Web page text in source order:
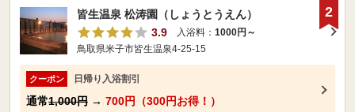
皆生温泉 松涛園（しょうとうえん）
3.9
入浴料： 1000円～
鳥取県米子市皆生温泉4-25-15
クーポン 日帰り入浴割引
通常1,000円 → 700円（300円お得！）
2